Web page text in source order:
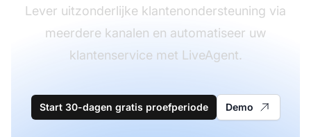
Lever uitzonderlijke klantenondersteuning via
meerdere kanalen en automatiseer uw
klantenservice met LiveAgent.
Start 30-dagen gratis proefperiode Demo